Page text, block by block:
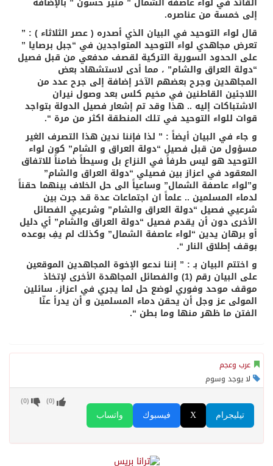
إلى خمسة من عناصره.
قال لواء التوحيد في البيان الذي أصدره ( عصر الثلاثاء ) : ”
تعرض مجاهدي لواء التوحيد المتواجدين في “جبل برصايا ”
على الحدود السورية التركية لقصف مدفعي من قبل فصيل
“دولة العراق والشام” ، مما أدى لاستشهاد بعض
المجاهدين وجرح بعضهم الآخر إضافة إلى جرح عدد من
اللاجئين القاطنين في مخيم كلس بعد وصول نيران
الاشتباكات إليه .. هذا وقد تم إشعار فصيل الدولة بتواجد
قوات للواء التوحيد في تلك المنطقة اكثر من مرة “.
و جاء في البيان أيضاً : ” لذا فإننا ندين هذا التصرف الغير
مسؤول من قبل فصيل “دولة العراق و الشام” كون لواء
التوحيد هو ليس طرفاً في النزاع بل وسيطاً ضامناً للاتفاق
المعقود في اعزاز بين فصيلي “دولة العراق والشام”
و”لواء عاصفة الشمال” وساعياً الى حل الخلاف بينهما حقناً
لدماء المسلمين .. علماً ان اجتماعات عدة قد جرت بين
شرعيي فصيل “دولة العراق والشام” وشرعيي الفصائل
الأخرى دون أن يقدم فصيل “دولة العراق والشام” أي دليل
أو برهان يدين “لواء عاصفة الشمال” وكذلك لم يفِ بوعده
بوقف إطلاق النار “.
و اختتم البيان بـ : ” إننا ندعو الإخوة المجاهدين الموقعين
على البيان رقم (1) والفصائل المجاهدة الأخرى لإتخاذ
موقف موحد وفوري لوضع حل لما يجري في اعزاز، سائلين
المولى عز وجل أن يحقن دماء المسلمين و أن يدرأ عنّا
الفتن ما ظهر منها وما بطن “.
عرب وعجم
لا يوجد وسوم
واتساب فيسبوك X تيليجرام
(
0
) (
0
)